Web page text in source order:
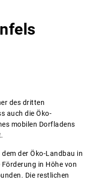
des dritten
auch die Öko-
mobilen Dorfladens
der Öko-Landbau in
in Höhe von
Die restlichen